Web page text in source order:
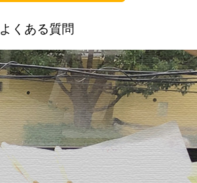
よくある質問